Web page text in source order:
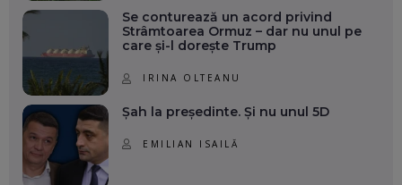
Se conturează un acord privind
Strâmtoarea Ormuz – dar nu unul pe
care și-l dorește Trump
IRINA OLTEANU
Șah la președinte. Și nu unul 5D
EMILIAN ISAILĂ